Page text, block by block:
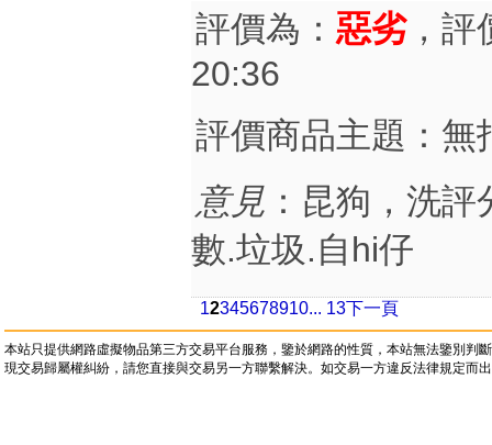
評價為： 惡劣，評
20:36
評價商品主題：無
意見 ：昆狗，洗
數.垃圾.自hi仔
12345678910... 13下一頁
本站只提供網路虛擬物品第三方交易平台服務，鑒於網路的性質，本站無法鑒別
現交易歸屬權糾紛，請您直接與交易另一方聯繫解決。如交易一方違反法律規定